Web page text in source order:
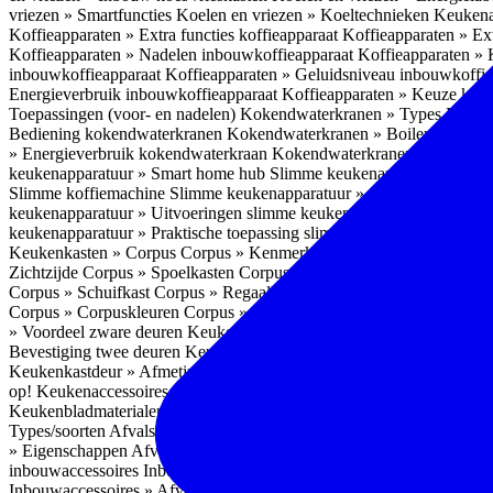
vriezen » Smartfuncties Koelen en vriezen » Koeltechnieken
Koffieapparaten » Extra functies koffieapparaat Koffieapparaten »
Koffieapparaten » Nadelen inbouwkoffieapparaat Koffieapparaten »
inbouwkoffieapparaat Koffieapparaten » Geluidsniveau
Energieverbruik inbouwkoffieapparaat Koffieapparaten » Keuze
Toepassingen (voor- en nadelen) Kokendwaterkranen » Types
Bediening kokendwaterkranen Kokendwaterkranen » Boilers
» Energieverbruik kokendwaterkraan Kokendwaterkranen »
keukenapparatuur » Smart home hub Slimme keukenapparatuur »
Slimme koffiemachine Slimme keukenapparatuur » Slimme stekker
keukenapparatuur » Uitvoeringen slimme keukenapparatuur
keukenapparatuur » Praktische toepassing slimme keukenapparatuur
Keukenkasten » Corpus Corpus » Kenmerken
Zichtzijde Corpus » Spoelkasten Corpus » Soorten keukenkasten
Corpus » Schuifkast Corpus » Regaalkast
Corpus » Corpuskleuren Corpus » Corpus in kleur
» Voordeel zware deuren Keukenkasten » Kastindeling
Bevestiging twee deuren Keukenkastdeur » Vaatwasserdeur
Keukenkastdeur » Afmetingen
op! KeukenaccessoiresKeukenaccessoires » Achterwanden
Keukenbladmaterialen als achterwand
Types/soorten Afvalsystemen » Installatie
» Eigenschappen Afvalsystemen » Inhoud
inbouwaccessoires Inbouwaccessoires » Bestek- en ladeindelingen